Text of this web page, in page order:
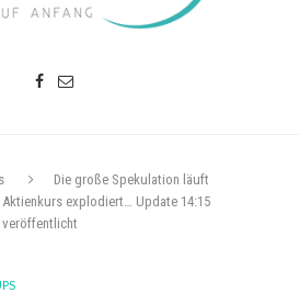
Die große Spekulation läuft
explodiert… Update 14:15
veröffentlicht